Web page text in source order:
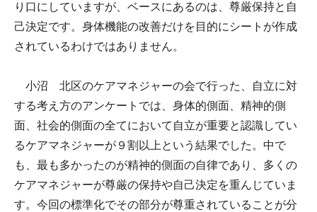
り口にしていますが、ベースにあるのは、尊厳保持と自
己決定です。身体機能の改善だけを目的にシートが作成
されているわけではありません。
小沼 北区のケアマネジャーの会で行った、自立に対
する考え方のアンケートでは、身体的側面、精神的側
面、社会的側面の全てにおいて自立が重要と認識してい
るケアマネジャーが９割以上という結果でした。中で
も、最も多かったのが精神的側面の自律であり、多くの
ケアマネジャーが尊厳の保持や自己決定を重んじていま
す。今回の標準化でその部分が尊重されていることが分